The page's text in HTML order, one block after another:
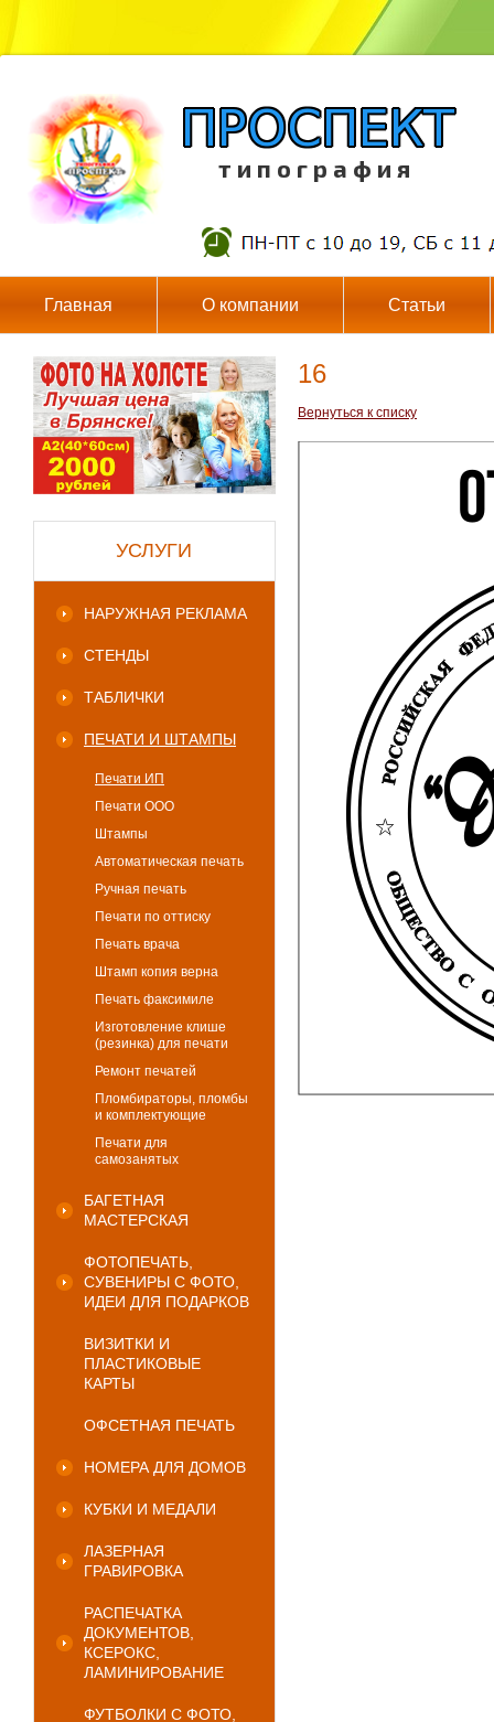
т и п о г р а ф и я
Главная О компании Статьи
УСЛУГИ
НАРУЖНАЯ РЕКЛАМА
СТЕНДЫ
ТАБЛИЧКИ
ПЕЧАТИ И ШТАМПЫ
Печати ИП
Печати ООО
Штампы
Автоматическая печать
Ручная печать
Печати по оттиску
Печать врача
Штамп копия верна
Печать факсимиле
Изготовление клише
(резинка) для печати
Ремонт печатей
Пломбираторы, пломбы
и комплектующие
Печати для
самозанятых
БАГЕТНАЯ
МАСТЕРСКАЯ
ФОТОПЕЧАТЬ,
СУВЕНИРЫ С ФОТО,
ИДЕИ ДЛЯ ПОДАРКОВ
ВИЗИТКИ И
ПЛАСТИКОВЫЕ
КАРТЫ
ОФСЕТНАЯ ПЕЧАТЬ
НОМЕРА ДЛЯ ДОМОВ
КУБКИ И МЕДАЛИ
ЛАЗЕРНАЯ
ГРАВИРОВКА
РАСПЕЧАТКА
ДОКУМЕНТОВ,
КСЕРОКС,
ЛАМИНИРОВАНИЕ
ФУТБОЛКИ С ФОТО,
16
Вернуться к списку